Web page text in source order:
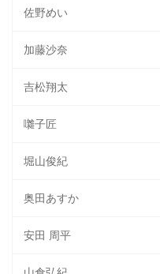
佐野めい
加藤沙奈
吉松翔太
囃子匠
堀山俊紀
奥田あすか
安田 周平